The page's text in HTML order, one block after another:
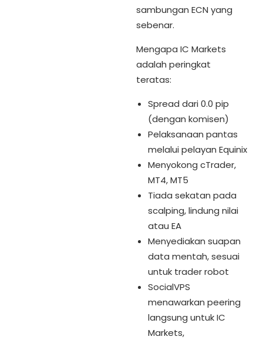
sambungan ECN yang
sebenar.
Mengapa IC Markets
adalah peringkat
teratas:
Spread dari 0.0 pip
(dengan komisen)
Pelaksanaan pantas
melalui pelayan Equinix
Menyokong cTrader,
MT4, MT5
Tiada sekatan pada
scalping, lindung nilai
atau EA
Menyediakan suapan
data mentah, sesuai
untuk trader robot
SocialVPS
menawarkan peering
langsung untuk IC
Markets,